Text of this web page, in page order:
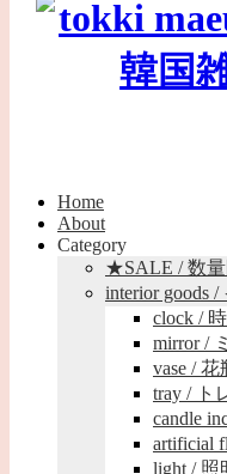
Home
About
Category
★SALE / 数
interior goods
clock /
mirror /
vase / 花
tray / ト
candle
artificial
light / 照